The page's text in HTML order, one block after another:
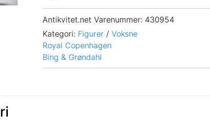
Antikvitet.net Varenummer: 430954
Kategori: Figurer / Voksne
Royal Copenhagen
Bing & Grøndahl